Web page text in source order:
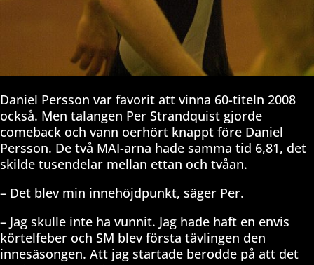
Daniel Persson var favorit att vinna 60-titeln 2008
också. Men talangen Per Strandquist gjorde
comeback och vann oerhört knappt före Daniel
Persson. De två MAI-arna hade samma tid 6,81, det
skilde tusendelar mellan ettan och tvåan.
– Det blev min innehöjdpunkt, säger Per.
– Jag skulle inte ha vunnit. Jag hade haft en envis
körtelfeber och SM blev första tävlingen den
innesäsongen. Att jag startade berodde på att det